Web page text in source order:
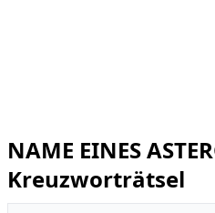
NAME EINES
Kreuzworträtsel